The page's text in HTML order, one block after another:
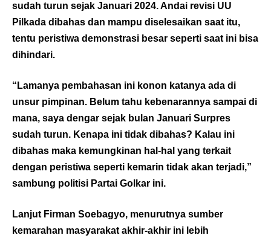
sudah turun sejak Januari 2024. Andai revisi UU
Pilkada dibahas dan mampu diselesaikan saat itu,
tentu peristiwa demonstrasi besar seperti saat ini bisa
dihindari.
“Lamanya pembahasan ini konon katanya ada di
unsur pimpinan. Belum tahu kebenarannya sampai di
mana, saya dengar sejak bulan Januari Surpres
sudah turun. Kenapa ini tidak dibahas? Kalau ini
dibahas maka kemungkinan hal-hal yang terkait
dengan peristiwa seperti kemarin tidak akan terjadi,”
sambung politisi Partai Golkar ini.
Lanjut Firman Soebagyo, menurutnya sumber
kemarahan masyarakat akhir-akhir ini lebih